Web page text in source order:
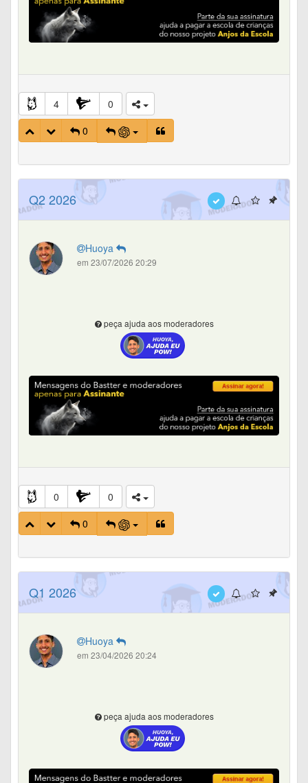
4
0
0
Q2 2026
Huoya
em 23/07/2026 20:29
peça ajuda aos moderadores
0
0
0
Q1 2026
Huoya
em 23/04/2026 20:24
peça ajuda aos moderadores